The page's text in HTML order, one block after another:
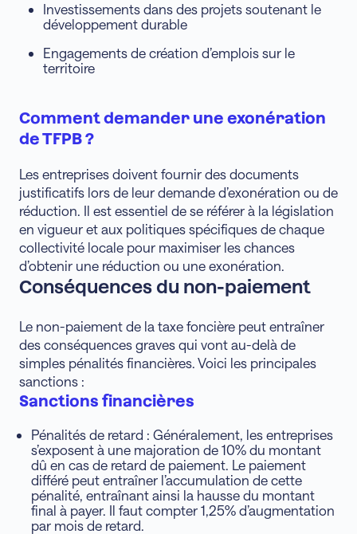
Investissements dans des projets soutenant le
développement durable
Engagements de création d’emplois sur le
territoire
Comment demander une exonération
de TFPB ?
Les entreprises doivent fournir des documents
justificatifs lors de leur demande d’exonération ou de
réduction. Il est essentiel de se référer à la législation
en vigueur et aux politiques spécifiques de chaque
collectivité locale pour maximiser les chances
d’obtenir une réduction ou une exonération.
Conséquences du non-paiement
Le non-paiement de la taxe foncière peut entraîner
des conséquences graves qui vont au-delà de
simples pénalités financières. Voici les principales
sanctions :
Sanctions financières
Pénalités de retard : Généralement, les entreprises
s’exposent à une majoration de 10% du montant
dû en cas de retard de paiement. Le paiement
différé peut entraîner l’accumulation de cette
pénalité, entraînant ainsi la hausse du montant
final à payer. Il faut compter 1,25% d’augmentation
par mois de retard.